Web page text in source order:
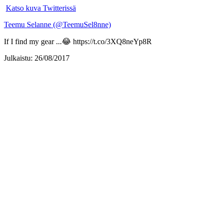
Katso kuva Twitterissä
Teemu Selanne (@TeemuSel8nne)
If I find my gear ...😂 https://t.co/3XQ8neYp8R
Julkaistu: 26/08/2017